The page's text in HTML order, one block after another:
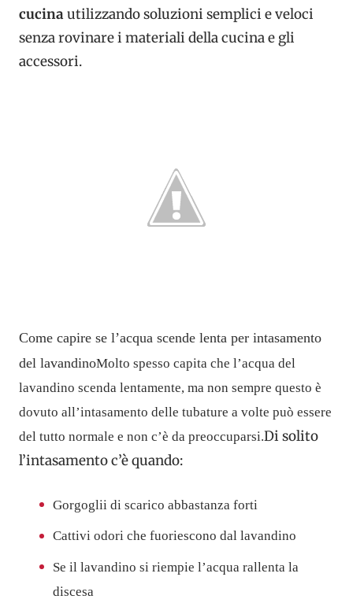
cucinautilizzando soluzioni semplici e veloci
senza rovinare i materiali della cucina e gli
accessori.
Come capire se l’acqua scende lenta per intasamento
del lavandinoMolto spesso capita che l’acqua del
lavandino scenda lentamente, ma non sempre questo è
dovuto all’intasamento delle tubature a volte può essere
del tutto normale e non c’è da preoccuparsi.Di solito
l’intasamento c’è quando:
Gorgoglii di scarico abbastanza forti
Cattivi odori che fuoriescono dal lavandino
Se il lavandino si riempie l’acqua rallenta la
discesa